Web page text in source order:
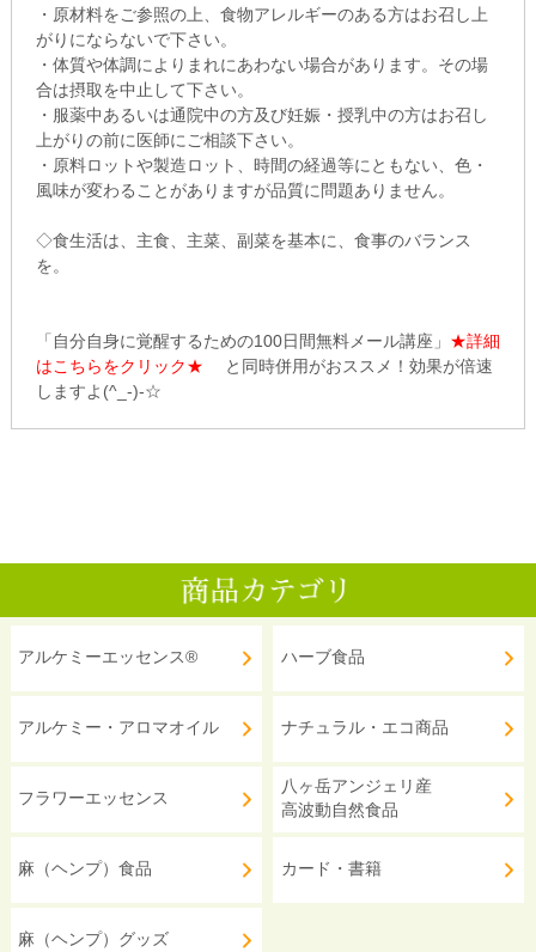
・原材料をご参照の上、食物アレルギーのある方はお召し上
がりにならないで下さい。
・体質や体調によりまれにあわない場合があります。その場
合は摂取を中止して下さい。
・服薬中あるいは通院中の方及び妊娠・授乳中の方はお召し
上がりの前に医師にご相談下さい。
・原料ロットや製造ロット、時間の経過等にともない、色・
風味が変わることがありますが品質に問題ありません。
◇食生活は、主食、主菜、副菜を基本に、食事のバランス
を。
「自分自身に覚醒するための100日間無料メール講座」 ★詳細
はこちらをクリック★ と同時併用がおススメ！効果が倍速
しますよ(^_-)-☆
アルケミーエッセンス®
アルケミー・アロマオイル
フラワーエッセンス
麻（ヘンプ）食品
麻（ヘンプ）グッズ
ハーブ食品
ナチュラル・エコ商品
八ヶ岳アンジェリ産
高波動自然食品
カード・書籍